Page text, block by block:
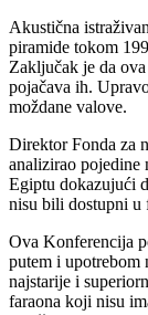
Akustična
piramide tokom
Zaključak je da
pojačava ih.
moždane valove.
Direktor Fonda za
analizirao pojedine
Egiptu dokazujući
nisu bili dostupni u
Ova Konferencija
putem i upotrebom
najstarije i
faraona koji nisu